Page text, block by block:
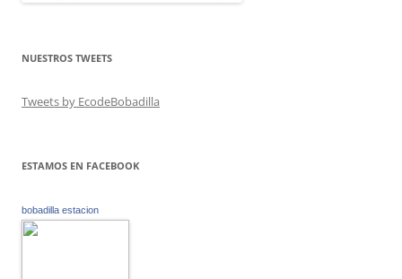
NUESTROS TWEETS
Tweets by EcodeBobadilla
ESTAMOS EN FACEBOOK
bobadilla estacion